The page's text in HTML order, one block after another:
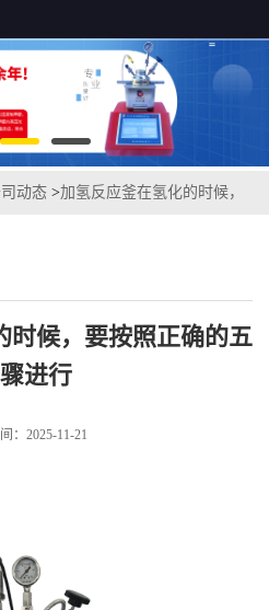
动态 >加氢反应釜在氢化的时候，
时候，要按照正确的五
进行
：2025-11-21